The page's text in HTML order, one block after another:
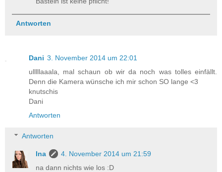
Antworten
Dani 3. November 2014 um 22:01
ulllllaaala, mal schaun ob wir da noch was tolles einfällt.
Denn die Kamera wünsche ich mir schon SO lange <3
knutschis
Dani
Antworten
Antworten
Ina
4. November 2014 um 21:59
na dann nichts wie los :D